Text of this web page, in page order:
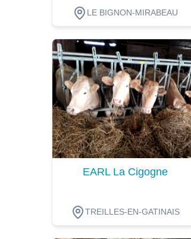
LE BIGNON-MIRABEAU
Dégustation
EARL La Cigogne
TREILLES-EN-GATINAIS